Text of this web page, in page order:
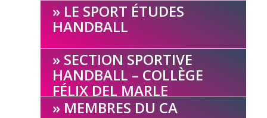
LE SPORT ÉTUDES
HANDBALL
SECTION SPORTIVE
HANDBALL – COLLÈGE
FÉLIX DEL MARLE
MEMBRES DU CA